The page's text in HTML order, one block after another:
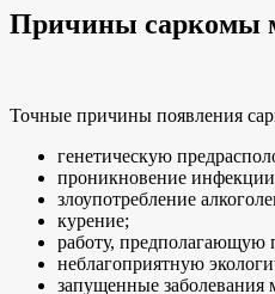
Причины саркомы
Точные причины появления
генетическую
проникновение
злоупотребление
курение;
работу, предполагающую
неблагоприятную
запущенные заболевания